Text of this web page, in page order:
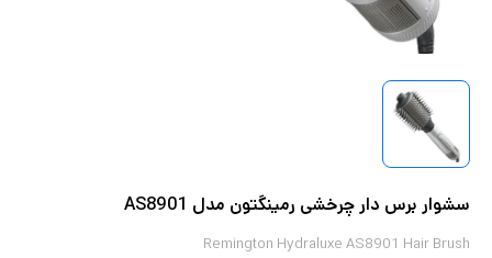
سشوار برس دار چرخشی رمینگتون مدل AS8901
Remington Hydraluxe AS8901 Hair Brush